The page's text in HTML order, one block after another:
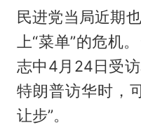
民进党当局近期
上“菜单”的危机
志中4月24日受
特朗普访华时，
让步”。